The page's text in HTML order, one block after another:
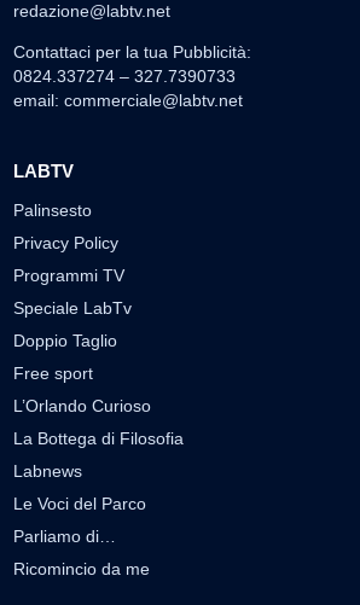
redazione@labtv.net
Contattaci per la tua Pubblicità:
0824.337274 – 327.7390733
email: commerciale@labtv.net
LABTV
Palinsesto
Privacy Policy
Programmi TV
Speciale LabTv
Doppio Taglio
Free sport
L’Orlando Curioso
La Bottega di Filosofia
Labnews
Le Voci del Parco
Parliamo di…
Ricomincio da me